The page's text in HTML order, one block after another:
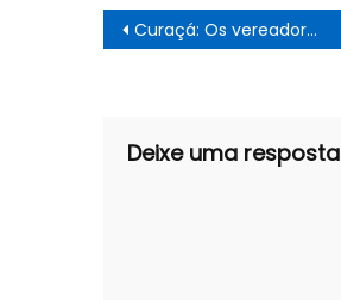
Navegação
de
Curaçá: Os vereadores Dedé de Mundo Novo e Baé filiam-se ao PSD
Deixe uma resposta